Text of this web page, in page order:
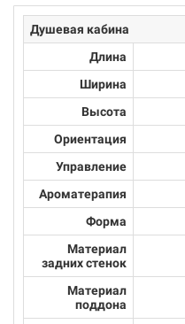
Душевая кабина
Длина
Ширина
Высота
Ориентация
Управление
Ароматерапия
Форма
Материал
задних стенок
Материал
поддона